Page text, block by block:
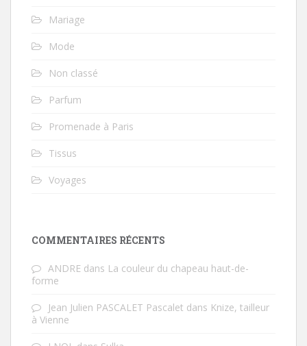
Mariage
Mode
Non classé
Parfum
Promenade à Paris
Tissus
Voyages
COMMENTAIRES RÉCENTS
ANDRE dans La couleur du chapeau haut-de-
forme
Jean Julien PASCALET Pascalet dans Knize, tailleur
à Vienne